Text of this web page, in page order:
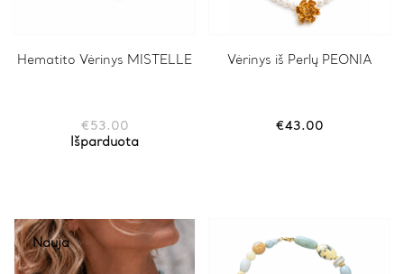
Hematito Vėrinys MISTELLE
€ 53.00
Išparduota
Vėrinys iš Perlų PEONIA
€43.00
Nauja